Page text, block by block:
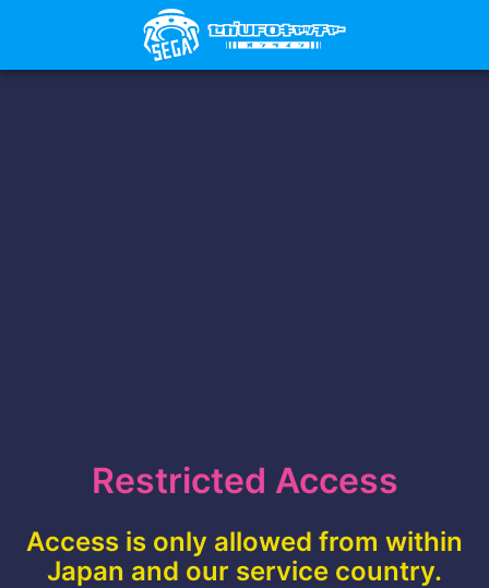
Restricted Access
Access is only allowed from within
Japan and our service country.